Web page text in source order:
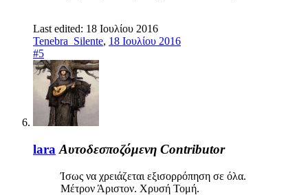
Last edited: 18 Ιουλίου 2016
Tenebra_Silente, 18 Ιουλίου 2016
#5
lara Αυτοδεσποζόμενη Contributor
Ίσως να χρειάζεται εξισορρόπηση σε όλα.
Μέτρον Άριστον. Χρυσή Τομή.